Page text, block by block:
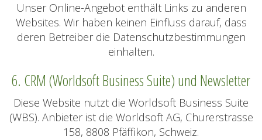
Unser Online-Angebot enthält Links zu anderen
Websites. Wir haben keinen Einfluss darauf, dass
deren Betreiber die Datenschutzbestimmungen
einhalten.
6. CRM (Worldsoft Business Suite) und Newsletter
Diese Website nutzt die Worldsoft Business Suite
(WBS). Anbieter ist die Worldsoft AG, Churerstrasse
158, 8808 Pfäffikon, Schweiz.